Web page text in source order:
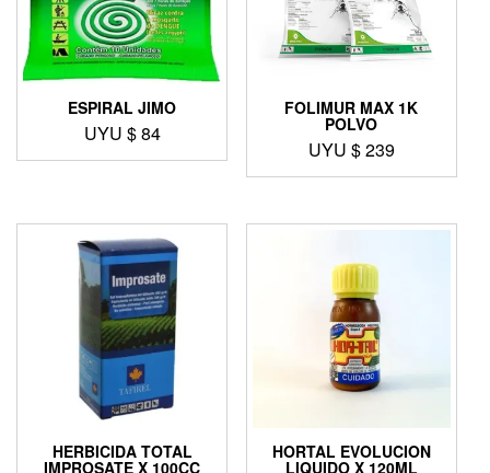
ESPIRAL JIMO
UYU $84
FOLIMUR MAX 1K
POLVO
UYU $239
HERBICIDA TOTAL
IMPROSATE X 100CC
HORTAL EVOLUCION
LIQUIDO X 120ML